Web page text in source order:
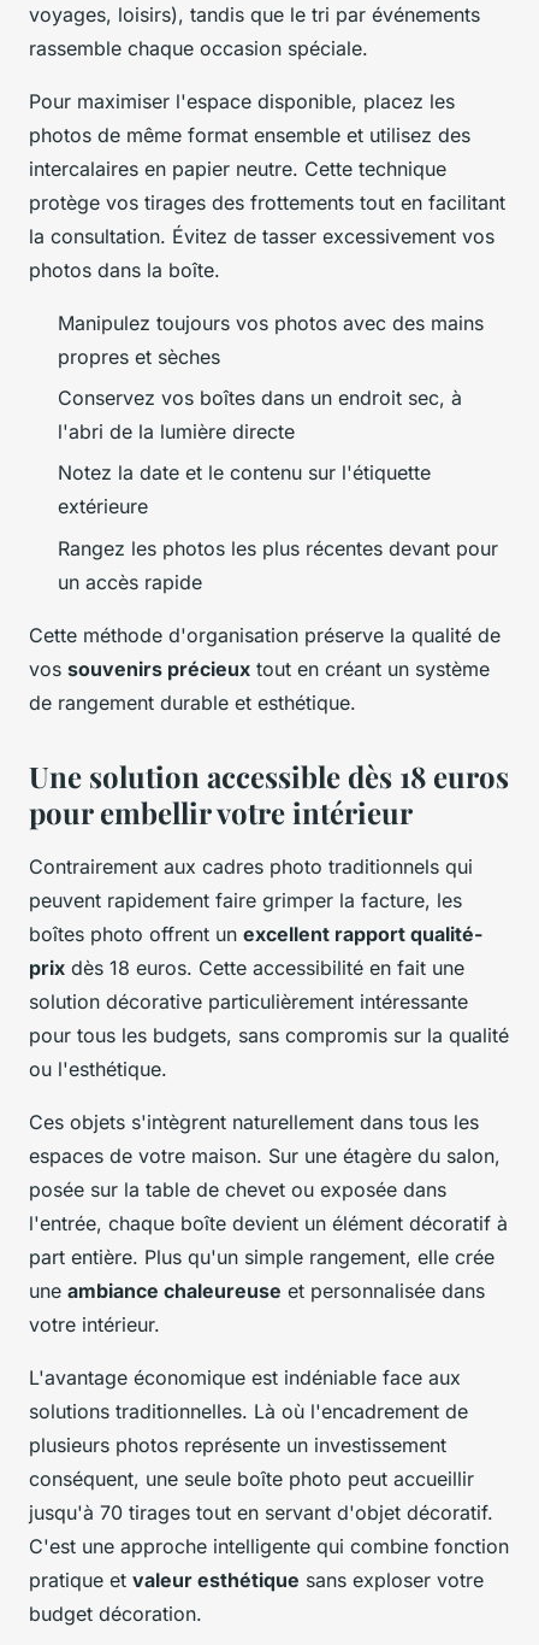
voyages, loisirs), tandis que le tri par événements
rassemble chaque occasion spéciale.
Pour maximiser l'espace disponible, placez les
photos de même format ensemble et utilisez des
intercalaires en papier neutre. Cette technique
protège vos tirages des frottements tout en facilitant
la consultation. Évitez de tasser excessivement vos
photos dans la boîte.
Manipulez toujours vos photos avec des mains
propres et sèches
Conservez vos boîtes dans un endroit sec, à
l'abri de la lumière directe
Notez la date et le contenu sur l'étiquette
extérieure
Rangez les photos les plus récentes devant pour
un accès rapide
Cette méthode d'organisation préserve la qualité de
vos souvenirs précieux tout en créant un système
de rangement durable et esthétique.
Une solution accessible dès 18 euros
pour embellir votre intérieur
Contrairement aux cadres photo traditionnels qui
peuvent rapidement faire grimper la facture, les
boîtes photo offrent un excellent rapport qualité-
prix dès 18 euros. Cette accessibilité en fait une
solution décorative particulièrement intéressante
pour tous les budgets, sans compromis sur la qualité
ou l'esthétique.
Ces objets s'intègrent naturellement dans tous les
espaces de votre maison. Sur une étagère du salon,
posée sur la table de chevet ou exposée dans
l'entrée, chaque boîte devient un élément décoratif à
part entière. Plus qu'un simple rangement, elle crée
une ambiance chaleureuse et personnalisée dans
votre intérieur.
L'avantage économique est indéniable face aux
solutions traditionnelles. Là où l'encadrement de
plusieurs photos représente un investissement
conséquent, une seule boîte photo peut accueillir
jusqu'à 70 tirages tout en servant d'objet décoratif.
C'est une approche intelligente qui combine fonction
pratique et valeur esthétique sans exploser votre
budget décoration.